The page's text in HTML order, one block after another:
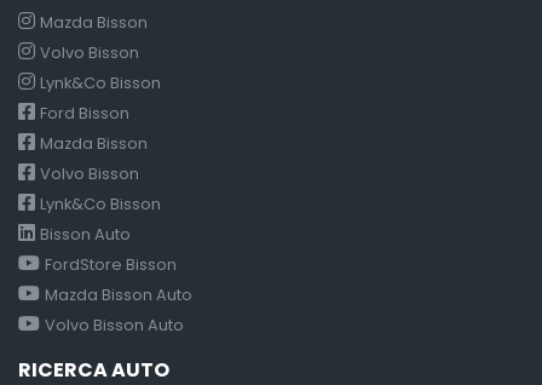
Mazda Bisson
Volvo Bisson
Lynk&Co Bisson
Ford Bisson
Mazda Bisson
Volvo Bisson
Lynk&Co Bisson
Bisson Auto
FordStore Bisson
Mazda Bisson Auto
Volvo Bisson Auto
RICERCA AUTO